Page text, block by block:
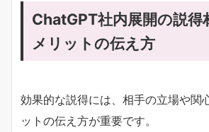
ChatGPT社内展開の説得
メリットの伝え方
効果的な説得には、相手の立場や関
ットの伝え方が重要です。